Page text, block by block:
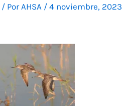
/ Por AHSA / 4 noviembre, 2023